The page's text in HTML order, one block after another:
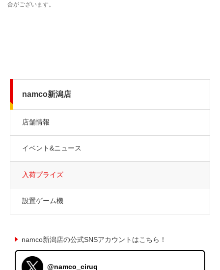
namco新潟店
店舗情報
イベント&ニュース
入荷プライズ
設置ゲーム機
namco新潟店の公式SNSアカウントはこちら！
@namco_ciruq